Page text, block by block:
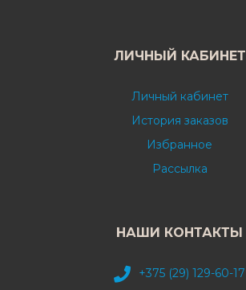
ЛИЧНЫЙ КАБИНЕТ
Личный кабинет
История заказов
Избранное
Рассылка
НАШИ КОНТАКТЫ
+375 (29) 129-60-17